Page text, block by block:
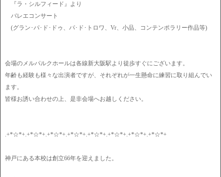
『ラ・シルフィード』より
バレエコンサート
(グラン･パ･ド･ドゥ、パ･ド･トロワ、Vr、小品、コンテンポラリー作品等)
会場のメルパルクホールは各線新大阪駅より徒歩すぐにございます。
年齢も経験も様々な出演者ですが、それぞれが一生懸命に練習に取り組んでい
ます。
皆様お誘い合わせの上、是非会場へお越しください。
.+*☆*+.+*☆*+.+*☆*+.+*☆*+.+*☆*+.+*☆*+.+*☆*+.+*☆*+
神戸にある本校は創立66年を迎えました。